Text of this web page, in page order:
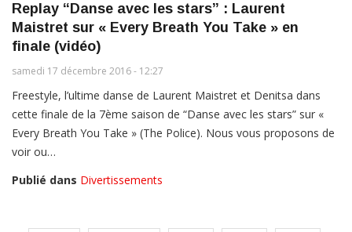
Replay “Danse avec les stars” : Laurent
Maistret sur « Every Breath You Take » en
finale (vidéo)
samedi 17 décembre 2016 - 12:27
Freestyle, l’ultime danse de Laurent Maistret et Denitsa dans
cette finale de la 7ème saison de “Danse avec les stars” sur «
Every Breath You Take » (The Police). Nous vous proposons de
voir ou…
Publié dans Divertissements